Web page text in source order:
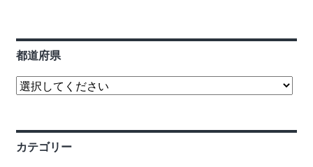
都道府県
カテゴリー